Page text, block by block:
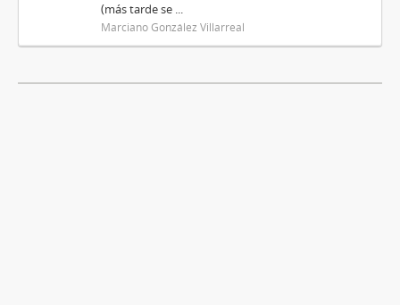
(más tarde se ...
Marciano González Villarreal